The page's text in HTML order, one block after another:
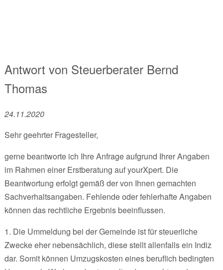
Antwort von Steuerberater Bernd
Thomas
24.11.2020
Sehr geehrter Fragesteller,
gerne beantworte ich Ihre Anfrage aufgrund Ihrer Angaben
im Rahmen einer Erstberatung auf yourXpert. Die
Beantwortung erfolgt gemäß der von Ihnen gemachten
Sachverhaltsangaben. Fehlende oder fehlerhafte Angaben
können das rechtliche Ergebnis beeinflussen.
1. Die Ummeldung bei der Gemeinde ist für steuerliche
Zwecke eher nebensächlich, diese stellt allenfalls ein Indiz
dar. Somit können Umzugskosten eines beruflich bedingten